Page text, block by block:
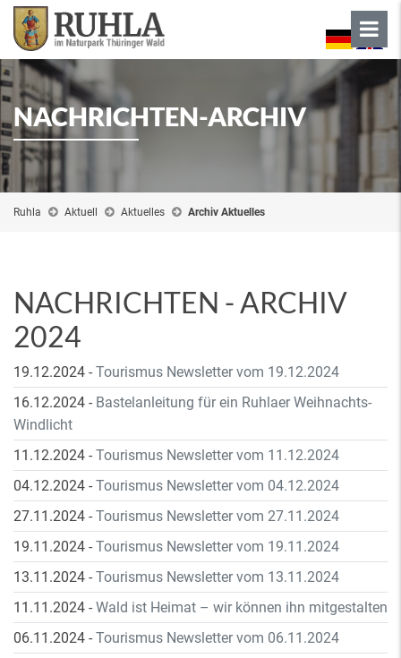
NACHRICHTEN-ARCHIV
Ruhla Aktuell Aktuelles Archiv Aktuelles
NACHRICHTEN - ARCHIV
2024
19.12.2024 - Tourismus Newsletter vom 19.12.2024
16.12.2024 - Bastelanleitung für ein Ruhlaer Weihnachts-
Windlicht
11.12.2024 - Tourismus Newsletter vom 11.12.2024
04.12.2024 - Tourismus Newsletter vom 04.12.2024
27.11.2024 - Tourismus Newsletter vom 27.11.2024
19.11.2024 - Tourismus Newsletter vom 19.11.2024
13.11.2024 - Tourismus Newsletter vom 13.11.2024
11.11.2024 - Wald ist Heimat – wir können ihn mitgestalten
06.11.2024 - Tourismus Newsletter vom 06.11.2024